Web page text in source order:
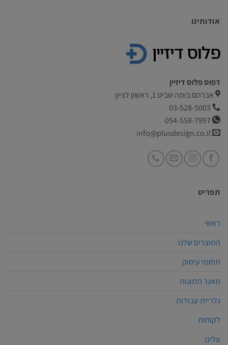
אודותינו
דפוס פלוס דיזיין
אברהם בומה שביט 1, ראשון לציון
תפריט
ראשי
המוצרים שלנו
תחומי עיסוק
מאגר תמונות
גלריית עבודות
לקוחות
עלינו